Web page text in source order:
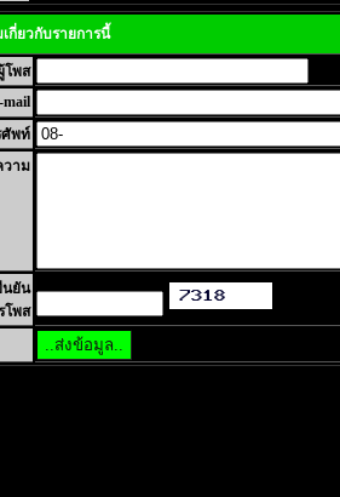
กี่ยวกับรายการนี้
โพส
mail
ศัพท์
าม
นยัน
โพส